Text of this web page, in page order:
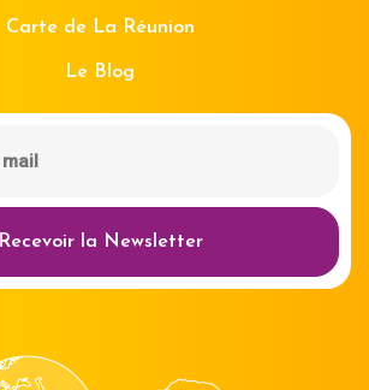
Carte de La Réunion
Le Blog
Recevoir la Newsletter